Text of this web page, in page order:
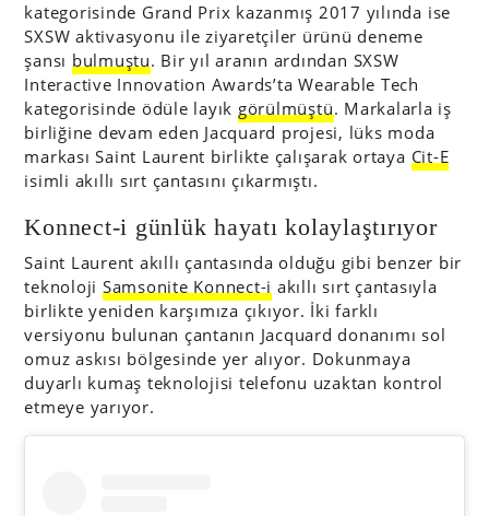
kategorisinde Grand Prix kazanmış 2017 yılında ise
SXSW aktivasyonu ile ziyaretçiler ürünü deneme
şansı bulmuştu. Bir yıl aranın ardından SXSW
Interactive Innovation Awards’ta Wearable Tech
kategorisinde ödüle layık görülmüştü. Markalarla iş
birliğine devam eden Jacquard projesi, lüks moda
markası Saint Laurent birlikte çalışarak ortaya Cit-E
isimli akıllı sırt çantasını çıkarmıştı.
Konnect-i günlük hayatı kolaylaştırıyor
Saint Laurent akıllı çantasında olduğu gibi benzer bir
teknoloji Samsonite Konnect-i akıllı sırt çantasıyla
birlikte yeniden karşımıza çıkıyor. İki farklı
versiyonu bulunan çantanın Jacquard donanımı sol
omuz askısı bölgesinde yer alıyor. Dokunmaya
duyarlı kumaş teknolojisi telefonu uzaktan kontrol
etmeye yarıyor.